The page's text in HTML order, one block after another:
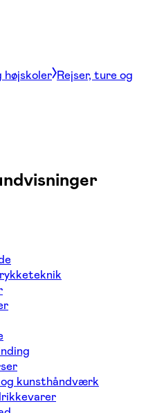
højskoler Rejser, ture og
kunsthåndværk